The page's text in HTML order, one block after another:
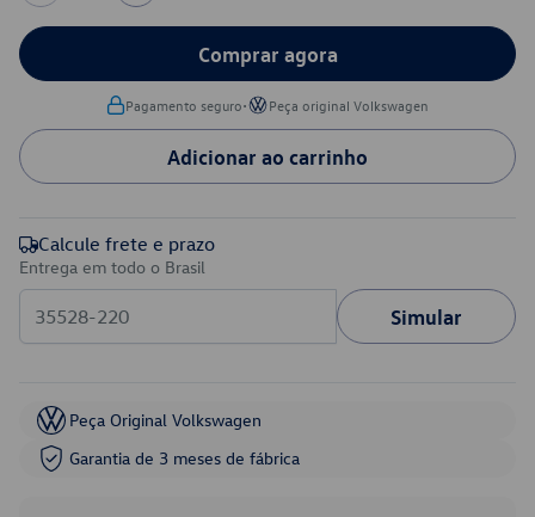
Comprar agora
Pagamento seguro• Peça original Volkswagen
Adicionar ao carrinho
Calcule frete e prazo
Entrega em todo o Brasil
Simular
Peça Original Volkswagen
Garantia de 3 meses de fábrica